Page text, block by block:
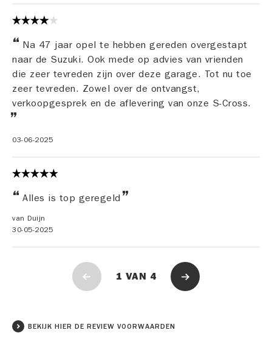
Na 47 jaar opel te hebben gereden overgestapt
naar de Suzuki. Ook mede op advies van vrienden
die zeer tevreden zijn over deze garage. Tot nu toe
zeer tevreden. Zowel over de ontvangst,
verkoopgesprek en de aflevering van onze S-Cross.
03-06-2025
Alles is top geregeld
van Duijn
30-05-2025
1 VAN 4
BEKIJK HIER DE REVIEW VOORWAARDEN